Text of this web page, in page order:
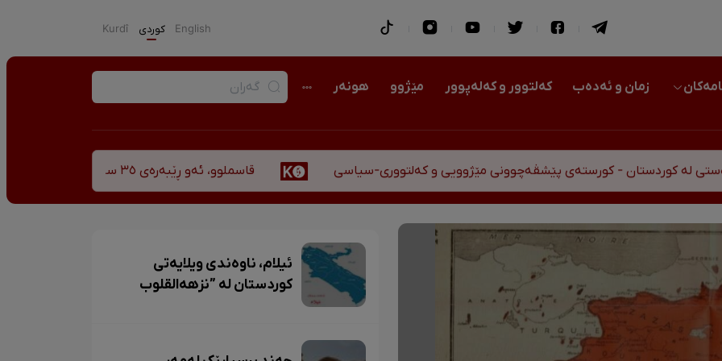
English كوردی Kurdî
زمان و ئەدەب کەلتوور و کەلەپوور مێژوو هونەر
- کورستەی پێشڤەچوونی مێژوویی و کەلتووری-سیاسی قاسملوو، ئەو ڕێبەرەی ٣٥ ساڵ پاش شەهید بوونیشی ڕێبازەکەی هەر زیندووە
ئیلام، ناوەندی ویلایەتی
کوردستان لە ”نزهەالقلوب